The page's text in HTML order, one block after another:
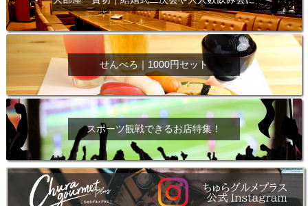
せんべろ｜1000円セット
スポーツ観戦できるお店特集！